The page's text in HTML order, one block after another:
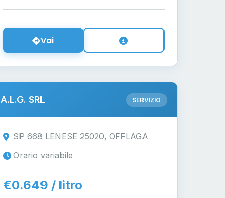
Vai
A.L.G. SRL SERVIZIO
SP 668 LENESE 25020, OFFLAGA
Orario variabile
€0.649 / litro